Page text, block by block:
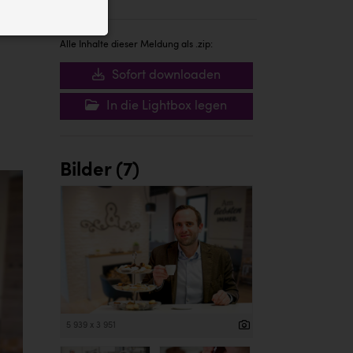
Alle Inhalte dieser Meldung als .zip:
Sofort downloaden
In die Lightbox legen
Bilder (7)
5 939 x 3 951
Website